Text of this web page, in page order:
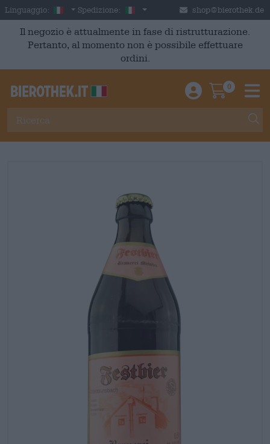
Skip to main content
Linguaggio: Italian
Spedizione: Italia shop@bierothek.de
Il negozio è attualmente in fase di ristrutturazione.
Pertanto, al momento non è possibile effettuare
ordini.
Einloggen /
0